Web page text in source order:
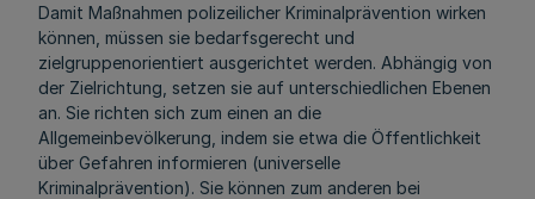
Damit Maßnahmen polizeilicher Kriminalprävention wirken
können, müssen sie bedarfsgerecht und
zielgruppenorientiert ausgerichtet werden. Abhängig von
der Zielrichtung, setzen sie auf unterschiedlichen Ebenen
an. Sie richten sich zum einen an die
Allgemeinbevölkerung, indem sie etwa die Öffentlichkeit
über Gefahren informieren (universelle
Kriminalprävention). Sie können zum anderen bei